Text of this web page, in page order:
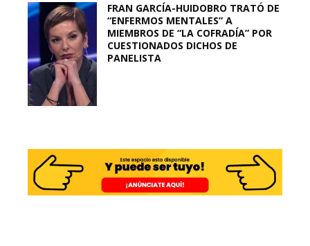
FRAN GARCÍA-HUIDOBRO TRATÓ DE
“ENFERMOS MENTALES” A
MIEMBROS DE “LA COFRADÍA” POR
CUESTIONADOS DICHOS DE
PANELISTA